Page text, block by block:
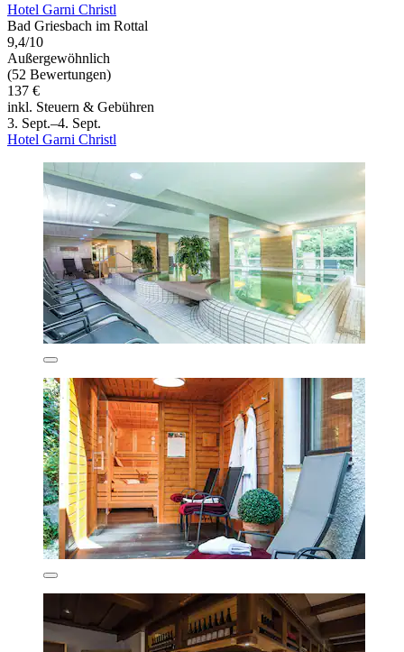
Hotel Garni Christl
Bad Griesbach im Rottal
9,4/10
Außergewöhnlich
(52 Bewertungen)
137 €
inkl. Steuern & Gebühren
3. Sept.–4. Sept.
Hotel Garni Christl